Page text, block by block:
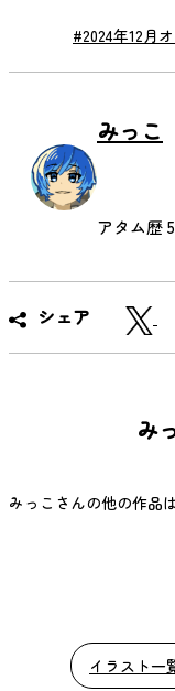
#2024年12月
みっこ
アタム歴
シェア
み
みっこさんの他の作品
イラスト一